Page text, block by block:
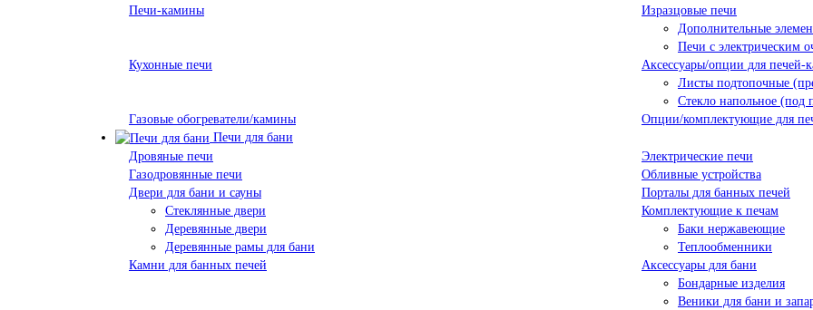
Печи-камины
Изразцовые печи
Дополнительные
Печи с электрическим
Кухонные печи
Аксессуары/опции для печей-
Листы подтопочные
Стекло напольное (под
Газовые обогреватели/камины
Опции/комплектующие для
Печи для бани
Дровяные печи
Электрические печи
Газодровянные печи
Обливные устройства
Двери для бани и сауны
Стеклянные двери
Деревянные двери
Деревянные рамы для бани
Порталы для банных печей
Комплектующие к печам
Баки нержавеющие
Теплообменники
Камни для банных печей
Аксессуары для бани
Бондарные изделия
Веники для бани и